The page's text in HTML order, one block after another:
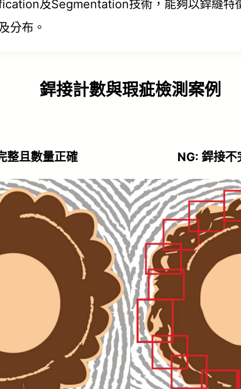
及Segmentation技術，能夠以銲縫特
分布。
銲接計數與瑕疵檢測案例
整且數量正確 NG: 銲接不